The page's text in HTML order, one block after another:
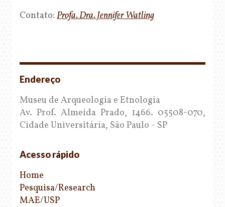
Contato: Profa. Dra. Jennifer Watling
Endereço
Museu de Arqueologia e Etnologia
Av. Prof. Almeida Prado, 1466. 05508-070,
Cidade Universitária, São Paulo - SP
Acesso rápido
Home
Pesquisa/Research
MAE/USP